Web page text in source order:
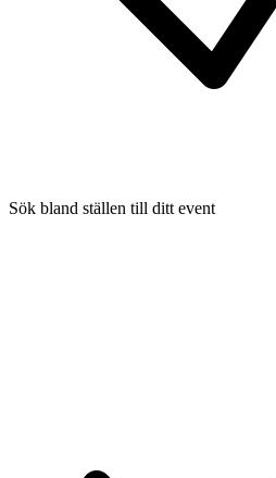
Sök bland ställen till ditt event